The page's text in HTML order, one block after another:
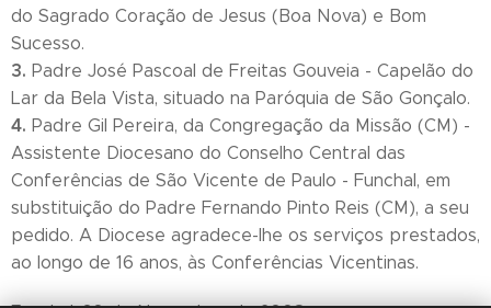
do Sagrado Coração de Jesus (Boa Nova) e Bom
Sucesso.
3. Padre José Pascoal de Freitas Gouveia - Capelão do
Lar da Bela Vista, situado na Paróquia de São Gonçalo.
4. Padre Gil Pereira, da Congregação da Missão (CM) -
Assistente Diocesano do Conselho Central das
Conferências de São Vicente de Paulo - Funchal, em
substituição do Padre Fernando Pinto Reis (CM), a seu
pedido. A Diocese agradece-lhe os serviços prestados,
ao longo de 16 anos, às Conferências Vicentinas.